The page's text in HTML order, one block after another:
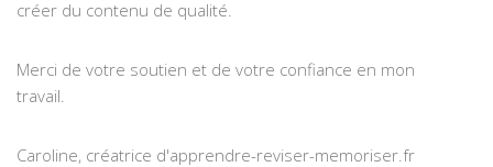
créer du contenu de qualité.
Merci de votre soutien et de votre confiance en mon
travail.
Caroline, créatrice d'apprendre-reviser-memoriser.fr